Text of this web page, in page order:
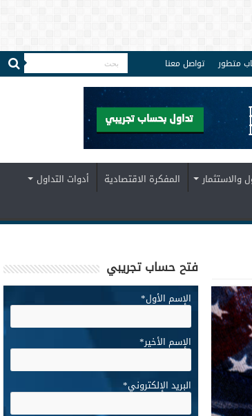
متطور تواصل معنا
والاستثمار المفكرة الاقتصادية
أدوات التداول
فتح حساب تجريبي
الإسم الأول*
الإسم الأخير*
البريد الإلكتروني*